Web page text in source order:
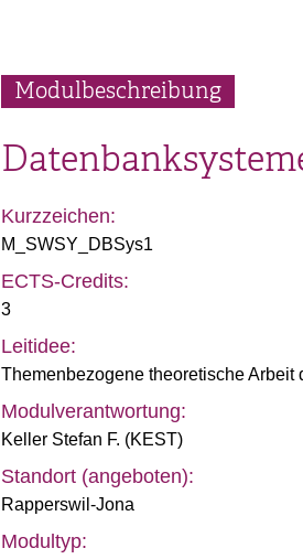
Modulbeschreibung
Kurzzeichen:
M_SWSY_DBSys1
ECTS-Credits:
3
Leitidee:
Themenbezogene theoretische Arbeit
Modulverantwortung:
Keller Stefan F. (KEST)
Standort (angeboten):
Rapperswil-Jona
Modultyp: